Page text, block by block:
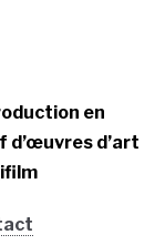
en
d’œuvres d’art